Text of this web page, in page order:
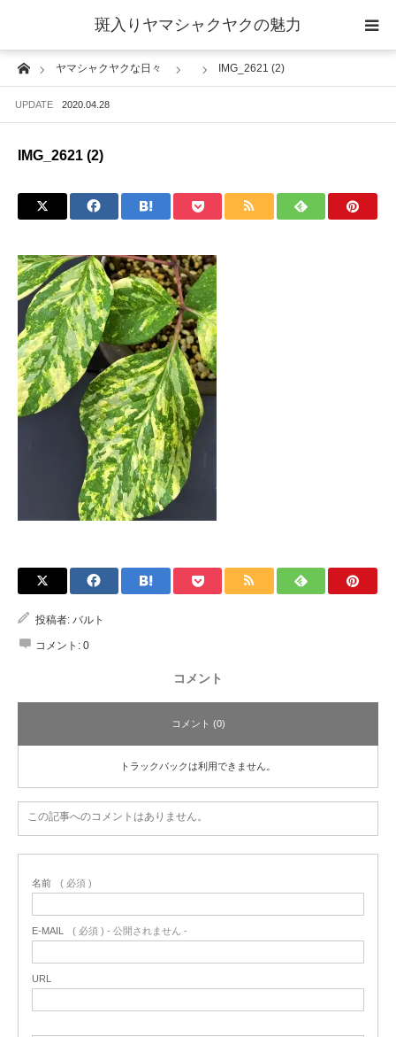
斑入りヤマシャクヤクの魅力
Homeヤマシャクヤクな日々 IMG_2621 (2)
UPDATE 2020.04.28
IMG_2621 (2)
投稿者: バルト
コメント: 0
コメント
コメント (0)
トラックバックは利用できません。
この記事へのコメントはありません。
名前 ( 必須 )
E-MAIL ( 必須 ) - 公開されません -
URL
当サイトについて
斑入りヤマシャクヤクの魅力 ギャラリー